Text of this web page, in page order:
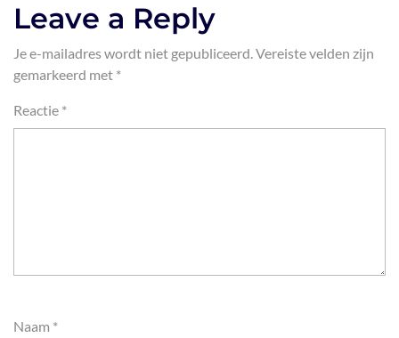
Leave a Reply
Je e-mailadres wordt niet gepubliceerd.Vereiste velden zijn
gemarkeerd met *
Reactie *
Naam *